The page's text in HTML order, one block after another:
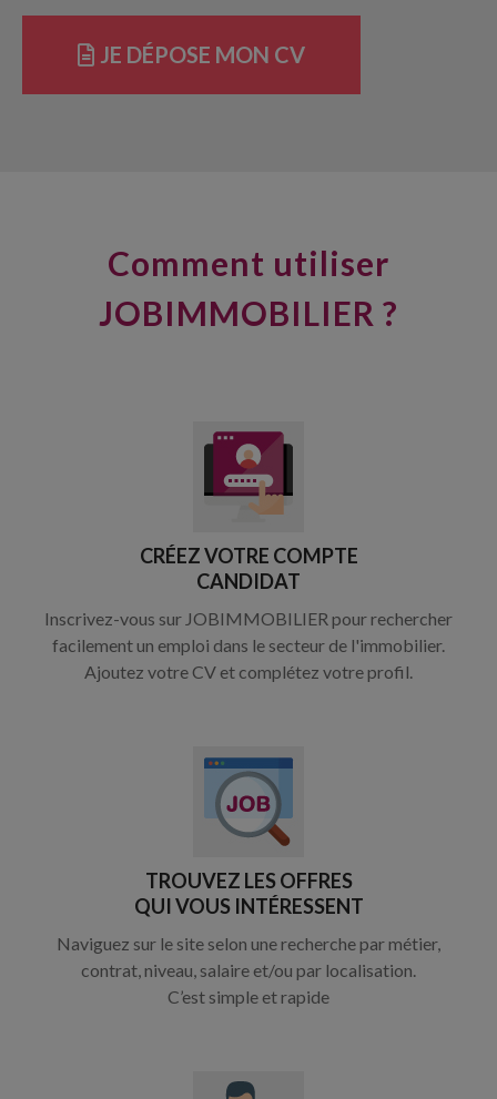
JE DÉPOSE MON CV
Comment utiliser
JOBIMMOBILIER ?
CRÉEZ VOTRE COMPTE
CANDIDAT
Inscrivez-vous sur JOBIMMOBILIER pour rechercher
facilement un emploi dans le secteur de l'immobilier.
Ajoutez votre CV et complétez votre profil.
TROUVEZ LES OFFRES
QUI VOUS INTÉRESSENT
Naviguez sur le site selon une recherche par métier,
contrat, niveau, salaire et/ou par localisation.
C’est simple et rapide